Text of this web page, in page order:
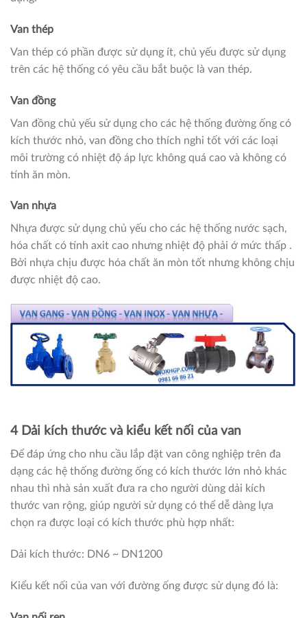
Van thép
Van thép có phần được sử dụng ít, chủ yếu được sử dụng
trên các hệ thống có yêu cầu bắt buộc là van thép.
Van đồng
Van đồng chủ yếu sử dụng cho các hệ thống đường ống có
kích thước nhỏ, van đồng cho thích nghi tốt với các loại
môi trường có nhiệt độ áp lực không quá cao và không có
tính ăn mòn.
Van nhựa
Nhựa được sử dụng chủ yếu cho các hệ thống nước sạch,
hóa chất có tính axit cao nhưng nhiệt độ phải ớ mức thấp .
Bởi nhựa chịu được hóa chất ăn mòn tốt nhưng không chịu
được nhiệt độ cao.
4 Dải kích thước và kiểu kết nối của van
Để đáp ứng cho nhu cầu lắp đặt van công nghiệp trên đa
dạng các hệ thống đường ống có kích thước lớn nhỏ khác
nhau thì nhà sản xuất đưa ra cho người dùng dải kích
thước van rộng, giúp người sử dụng có thể dễ dàng lựa
chọn ra được loại có kích thước phù hợp nhất:
Dải kích thước: DN6 ~ DN1200
Kiểu kết nối của van với đường ống được sử dụng đó là: